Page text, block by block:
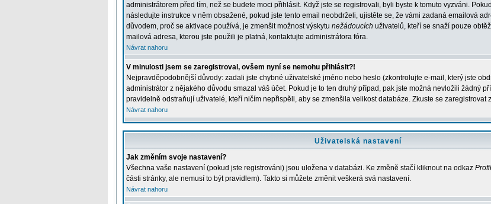
administrátorem před tím, než se budete moci přihlásit. Když jste se registrovali, byli byste k tomuto vyzváni.
následujte instrukce v něm obsažené, pokud jste tento email neobdrželi, ujistěte se, že vámi zadaná emailová
důvodem, proč se aktivace používá, je zmenšit možnost výskytu nežádoucích uživatelů, kteří se snaží pouze
mailová adresa, kterou jste použili je platná, kontaktujte administrátora fóra.
Návrat nahoru
V minulosti jsem se zaregistroval, ovšem nyní se nemohu přihlásit?!
Nejpravděpodobnější důvody: zadali jste chybné uživatelské jméno nebo heslo (zkontrolujte e-mail, který jste
administrátor z nějakého důvodu smazal váš účet. Pokud je to ten druhý případ, pak jste možná nevložili žádný
pravidelně odstraňují uživatelé, kteří ničím nepřispěli, aby se zmenšila velikost databáze. Zkuste se zaregistrovat
Návrat nahoru
Uživatelská nastavení
Jak změním svoje nastavení?
Všechna vaše nastavení (pokud jste registrováni) jsou uložena v databázi. Ke změně stačí kliknout na odkaz Profil
části stránky, ale nemusí to být pravidlem). Takto si můžete změnit veškerá svá nastavení.
Návrat nahoru